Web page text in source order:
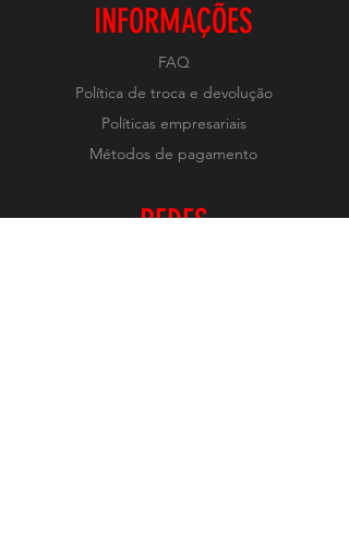
INFORMAÇÕES
FAQ
Política de troca e devolução
Políticas empresariais
Métodos de pagamento
REDES